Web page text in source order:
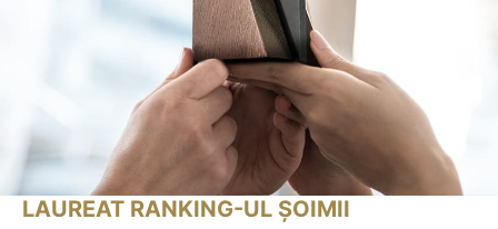
LAUREAT RANKING-UL ȘOIMII